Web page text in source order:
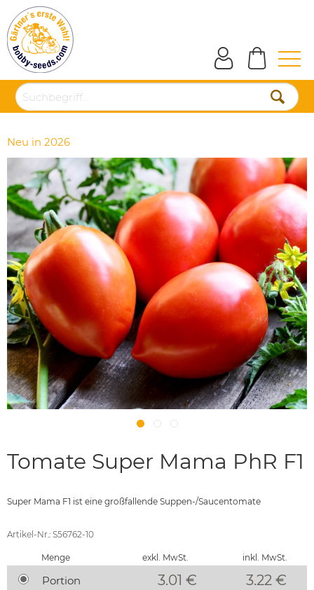
Neu in 2026
Tomate Super Mama PhR F1
Super Mama F1 ist eine großfallende Suppen-/Saucentomate
Artikel-Nr.: S56762-10
Menge exkl. MwSt. inkl. MwSt.
Portion 3.01 € 3.22 €